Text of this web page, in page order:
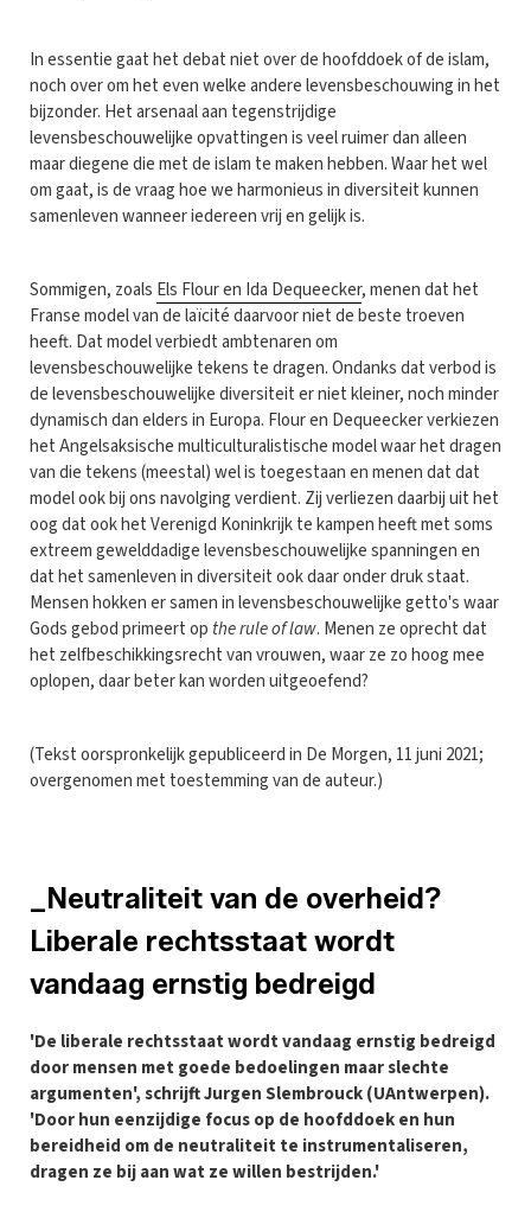
In essentie gaat het debat niet over de hoofddoek of de islam,
noch over om het even welke andere levensbeschouwing in het
bijzonder. Het arsenaal aan tegenstrijdige
levensbeschouwelijke opvattingen is veel ruimer dan alleen
maar diegene die met de islam te maken hebben. Waar het wel
om gaat, is de vraag hoe we harmonieus in diversiteit kunnen
samenleven wanneer iedereen vrij en gelijk is.
Sommigen, zoals Els Flour en Ida Dequeecker, menen dat het
Franse model van de laïcité daarvoor niet de beste troeven
heeft. Dat model verbiedt ambtenaren om
levensbeschouwelijke tekens te dragen. Ondanks dat verbod is
de levensbeschouwelijke diversiteit er niet kleiner, noch minder
dynamisch dan elders in Europa. Flour en Dequeecker verkiezen
het Angelsaksische multiculturalistische model waar het dragen
van die tekens (meestal) wel is toegestaan en menen dat dat
model ook bij ons navolging verdient. Zij verliezen daarbij uit het
oog dat ook het Verenigd Koninkrijk te kampen heeft met soms
extreem gewelddadige levensbeschouwelijke spanningen en
dat het samenleven in diversiteit ook daar onder druk staat.
Mensen hokken er samen in levensbeschouwelijke getto's waar
Gods gebod primeert op the rule of law. Menen ze oprecht dat
het zelfbeschikkingsrecht van vrouwen, waar ze zo hoog mee
oplopen, daar beter kan worden uitgeoefend?
(Tekst oorspronkelijk gepubliceerd in De Morgen, 11 juni 2021;
overgenomen met toestemming van de auteur.)
_Neutraliteit van de overheid?
Liberale rechtsstaat wordt
vandaag ernstig bedreigd
'De liberale rechtsstaat wordt vandaag ernstig bedreigd
door mensen met goede bedoelingen maar slechte
argumenten', schrijft Jurgen Slembrouck (UAntwerpen).
'Door hun eenzijdige focus op de hoofddoek en hun
bereidheid om de neutraliteit te instrumentaliseren,
dragen ze bij aan wat ze willen bestrijden.'